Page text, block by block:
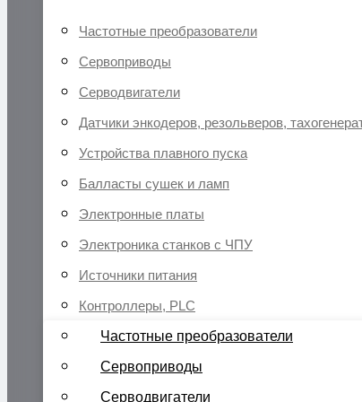
Частотные преобразователи
Сервоприводы
Серводвигатели
Датчики энкодеров, резольверов,
Устройства плавного пуска
Балласты сушек и ламп
Электронные платы
Электроника станков с ЧПУ
Источники питания
Контроллеры, PLC
Частотные преобразователи
Сервоприводы
Серводвигатели